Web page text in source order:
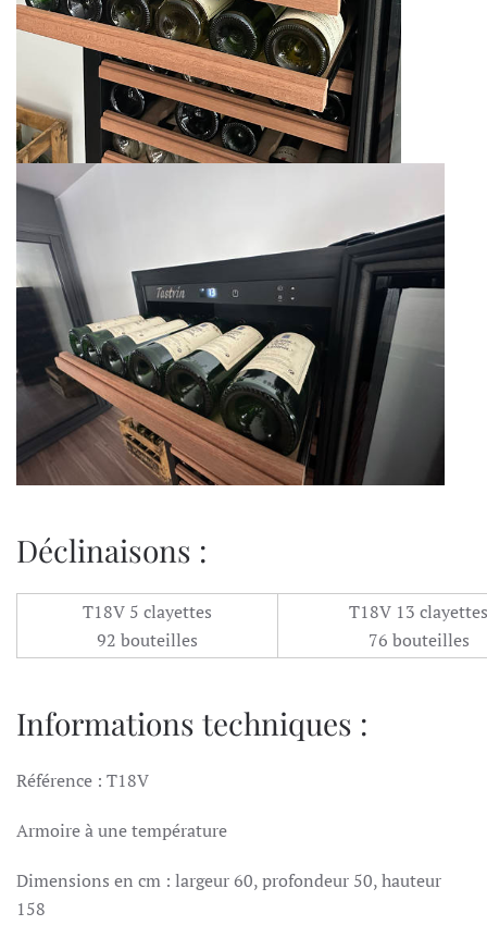
Déclinaisons :
T18V 5 clayettes
92 bouteilles
T18V 13 clayettes
76 bouteilles
Informations techniques :
Référence : T18V
Armoire à une température
Dimensions en cm : largeur 60, profondeur 50, hauteur
158